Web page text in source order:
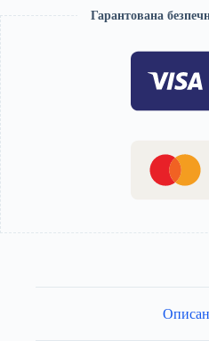
Гарантована